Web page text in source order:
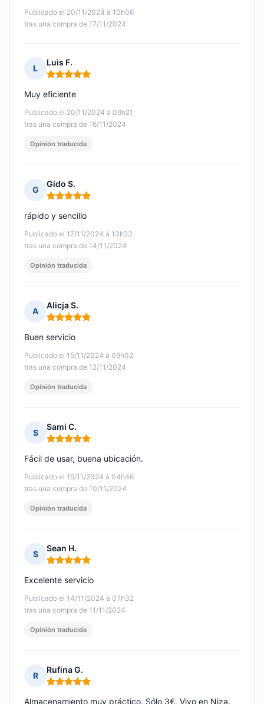
Publicado el 20/11/2024 à 10h06
tras una compra de 17/11/2024
L
Luis F.
Nota: 5 de 5
Publicado el 20/11/2024 à 09h21
tras una compra de 16/11/2024
Muy eficiente
Opinión traducida
G
Gido S.
Nota: 5 de 5
Publicado el 17/11/2024 à 13h23
tras una compra de 14/11/2024
rápido y sencillo
Opinión traducida
A
Alicja S.
Nota: 5 de 5
Publicado el 15/11/2024 à 09h02
tras una compra de 12/11/2024
Buen servicio
Opinión traducida
S
Sami C.
Nota: 5 de 5
Publicado el 15/11/2024 à 04h46
tras una compra de 10/11/2024
Fácil de usar, buena ubicación.
Opinión traducida
S
Sean H.
Nota: 5 de 5
Publicado el 14/11/2024 à 07h32
tras una compra de 11/11/2024
Excelente servicio
Opinión traducida
R
Rufina G.
Nota: 5 de 5
Almacenamiento muy práctico. Sólo 3€. Vivo en Niza.